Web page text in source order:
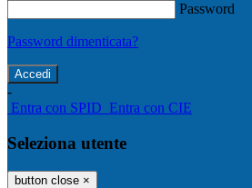
Password
Password dimenticata?
-
Entra con SPID Entra con CIE
Seleziona utente
button close ×